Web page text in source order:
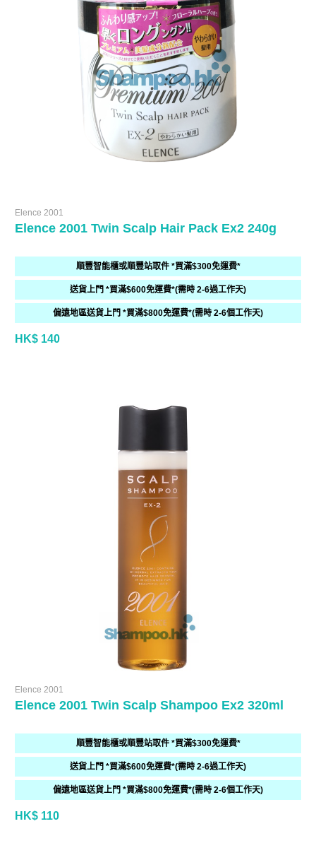
Elence 2001
Elence 2001 Twin Scalp Hair Pack Ex2 240g
順豐智能櫃或順豐站取件 *買滿$300免運費*
送貨上門 *買滿$600免運費*(需時 2-6過工作天)
偏遠地區送貨上門 *買滿$800免運費*(需時 2-6個工作天)
HK$ 140
Elence 2001
Elence 2001 Twin Scalp Shampoo Ex2 320ml
順豐智能櫃或順豐站取件 *買滿$300免運費*
送貨上門 *買滿$600免運費*(需時 2-6過工作天)
偏遠地區送貨上門 *買滿$800免運費*(需時 2-6個工作天)
HK$ 110